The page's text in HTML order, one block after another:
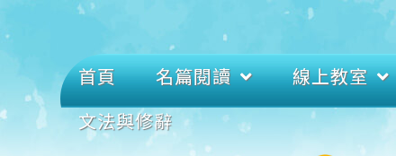
首頁 名篇閱讀 線上教室
文法與修辭